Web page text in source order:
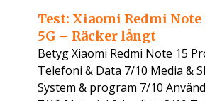
Test: Xiaomi Redmi Note
5G – Räcker långt
Betyg Xiaomi Redmi Note 15
Telefoni & Data 7/10 Media &
System & program 7/10